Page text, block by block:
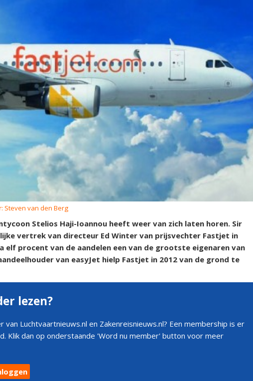
Steven van den Berg
Stelios Haji-Ioannou heeft weer van zich laten horen. Sir
vertrek van directeur Ed Winter van prijsvechter Fastjet in
elf procent van de aandelen een van de grootste eigenaren van
van easyJet hielp Fastjet in 2012 van de grond te
lezen?
van Luchtvaartnieuws.nl en Zakenreisnieuws.nl? Een membership is er
Klik dan op onderstaande 'Word nu member' button voor meer